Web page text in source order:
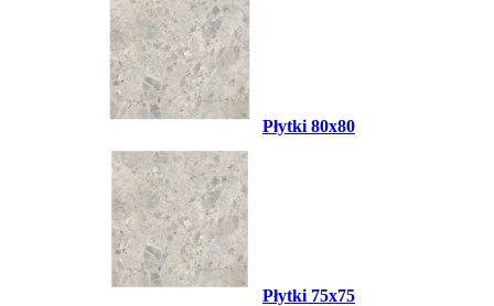
Płytki 80x80
Płytki 75x75